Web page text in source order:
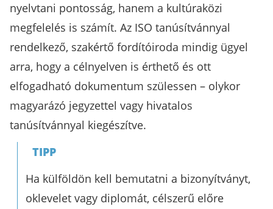
nyelvtani pontosság, hanem a kultúraközi
megfelelés is számít. Az ISO tanúsítvánnyal
rendelkező, szakértő fordítóiroda mindig ügyel
arra, hogy a célnyelven is érthető és ott
elfogadható dokumentum szülessen – olykor
magyarázó jegyzettel vagy hivatalos
tanúsítvánnyal kiegészítve.
TIPP
Ha külföldön kell bemutatni a bizonyítványt,
oklevelet vagy diplomát, célszerű előre